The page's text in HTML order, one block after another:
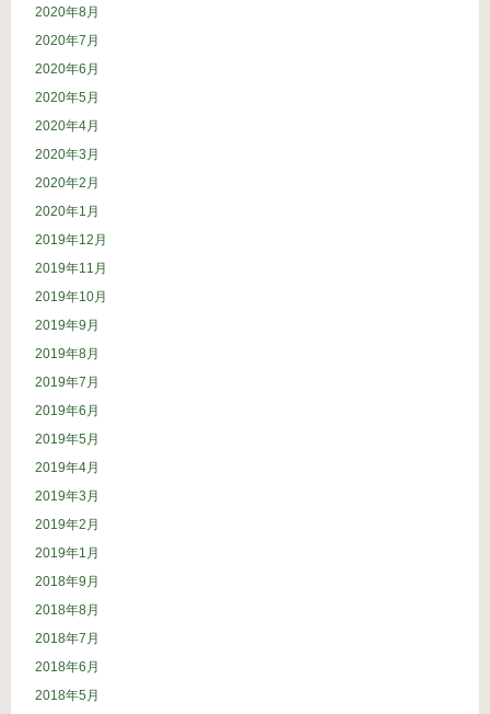
2020年8月
2020年7月
2020年6月
2020年5月
2020年4月
2020年3月
2020年2月
2020年1月
2019年12月
2019年11月
2019年10月
2019年9月
2019年8月
2019年7月
2019年6月
2019年5月
2019年4月
2019年3月
2019年2月
2019年1月
2018年9月
2018年8月
2018年7月
2018年6月
2018年5月